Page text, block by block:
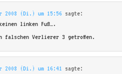
2008 (Di.) um 15:56 sagte:
linken Fuß….
falschen Verlierer 3 getroffen.
2008 (Di.) um 16:41 sagte: